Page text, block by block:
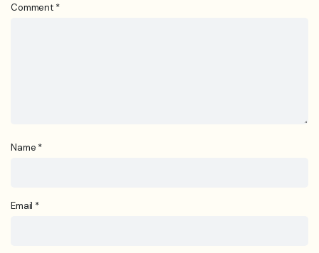
Comment *
Name *
Email *